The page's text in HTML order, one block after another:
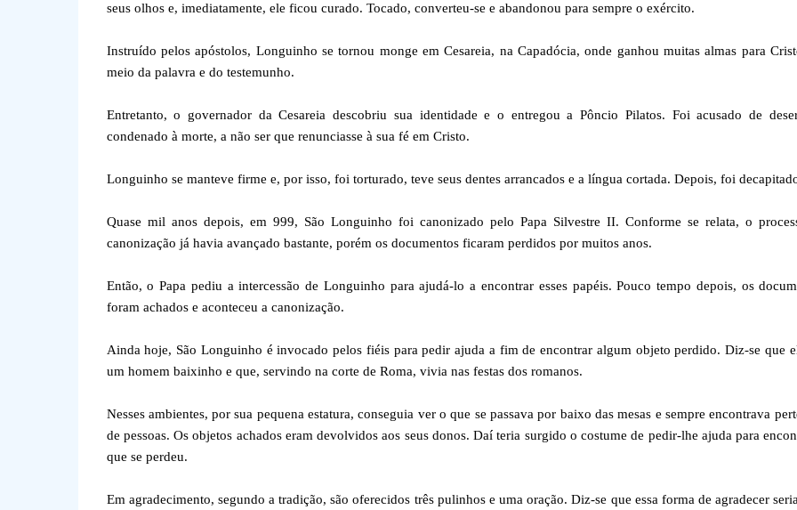
seus olhos e, imediatamente, ele ficou curado. Tocado, converteu-se e abandonou para sempre o exército.
Instruído pelos apóstolos, Longuinho se tornou monge em Cesareia, na Capadócia, onde ganhou muitas almas para
meio da palavra e do testemunho.
Entretanto, o governador da Cesareia descobriu sua identidade e o entregou a Pôncio Pilatos. Foi acusado de
condenado à morte, a não ser que renunciasse à sua fé em Cristo.
Longuinho se manteve firme e, por isso, foi torturado, teve seus dentes arrancados e a língua cortada. Depois, foi
Quase mil anos depois, em 999, São Longuinho foi canonizado pelo Papa Silvestre II. Conforme se relata, o
canonização já havia avançado bastante, porém os documentos ficaram perdidos por muitos anos.
Então, o Papa pediu a intercessão de Longuinho para ajudá-lo a encontrar esses papéis. Pouco tempo depois, os
foram achados e aconteceu a canonização.
Ainda hoje, São Longuinho é invocado pelos fiéis para pedir ajuda a fim de encontrar algum objeto perdido. Diz-se que
um homem baixinho e que, servindo na corte de Roma, vivia nas festas dos romanos.
Nesses ambientes, por sua pequena estatura, conseguia ver o que se passava por baixo das mesas e sempre encontrava
de pessoas. Os objetos achados eram devolvidos aos seus donos. Daí teria surgido o costume de pedir-lhe ajuda para
que se perdeu.
Em agradecimento, segundo a tradição, são oferecidos três pulinhos e uma oração. Diz-se que essa forma de agradecer